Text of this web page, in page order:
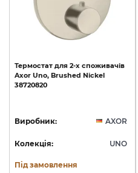
Термостат для 2-х споживачів
Axor Uno, Brushed Nickel
38720820
Виробник: AXOR
Колекція: UNO
Під замовлення